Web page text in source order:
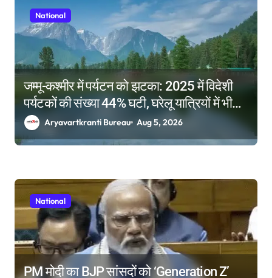
National
जम्मू-कश्मीर में पर्यटन को झटका: 2025 में विदेशी
पर्यटकों की संख्या 44% घटी, घरेलू यात्रियों में भी
आई कमीAryavartkranti Bureau Aug 5, 2026
National
PM मोदी का BJP सांसदों को ‘Generation Z’